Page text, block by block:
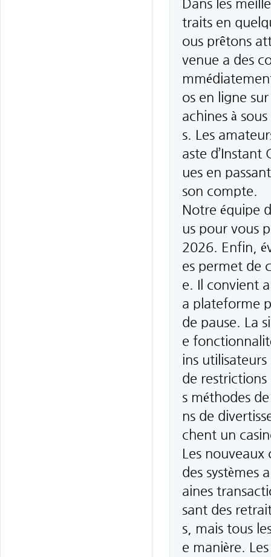
Dans les
traits en
ous prêtons
venue a des
os en ligne
achines à
s. Les
aste d’Instant
ues en
son compte.
Notre équipe
us pour vous
2026. Enfin,
es permet de
e. Il convient
a plateforme
de pause. La
e
ins
de
s méthodes
ns de
chent un
Les nouveaux
des systèmes
aines
sant des
s, mais tous
e manière.